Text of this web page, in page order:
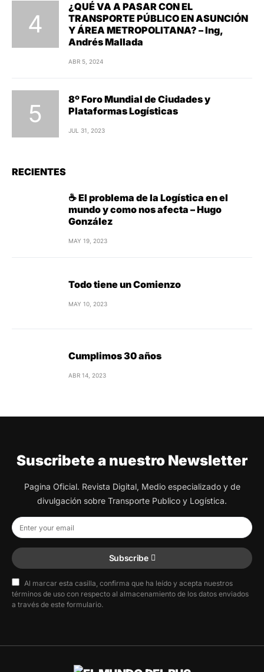
¿QUÉ VA A PASAR CON EL
TRANSPORTE PÚBLICO EN ASUNCIÓN
Y ÁREA METROPOLITANA? – Ing,
Andrés Mallada
ABR 5, 2024
8º Foro Mundial de Ciudades y
Plataformas Logísticas
JUL 31, 2023
RECIENTES
☕ El problema de la Logística en el
mundo y como nos afecta – Hugo
González
MAY 19, 2023
Todo tiene un Comienzo
MAY 10, 2023
Cumplimos 30 años
ABR 14, 2023
Suscribete a nuestro Newsletter
Pagina Oficial. Revista Digital, Medio especializado y de
divulgación sobre Transporte Publico y Logística.
Subscribe
Al marcar esta casilla, confirma que ha leído y acepta nuestros
términos de uso con respecto al almacenamiento de los datos enviados
a través de este formulario.